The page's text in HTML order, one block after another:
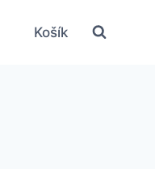
Košík